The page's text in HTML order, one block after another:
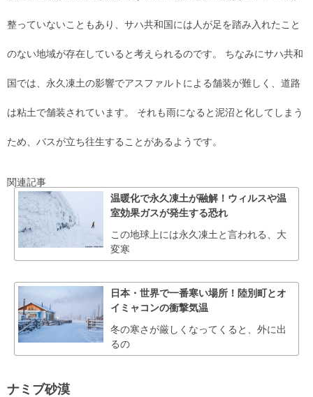
整っていないこともあり、サハ共和国には人が足を踏み入れたこと
のない地域が存在していると考えられるのです。 ちなみにサハ共和
国では、永久凍土の影響でアスファルトによる舗装が難しく、道路
は粘土で舗装されています。 それも雨になると泥沼と化してしまう
ため、バスが立ち往生することがあるようです。
関連記事
温暖化で永久凍土が融解！ウィルスや温
室効果ガスが発生する恐れ
この地球上には永久凍土と言われる、大
変寒
日本・世界で一番寒い場所！陸別町とオ
イミャコンの衝撃気温
冬の寒さが厳しくなってくると、外に出
るの
ナミブ砂漠